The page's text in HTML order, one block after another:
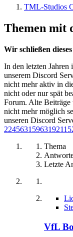
TML-Studios
Themen mit
Wir schließen
In den letzten
unserem Discord
nicht mehr aktiv in
nicht oder nur spät
Forum. Alte Beiträge
nicht mehr möglich
unseren Discord
Thema
Letzte
VfL